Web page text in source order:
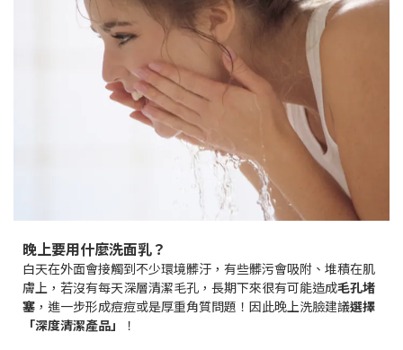
晚上要用什麼洗面乳？
白天在外面會接觸到不少環境髒汙，有些髒污會吸附、堆積在肌
膚上，若沒有每天深層清潔毛孔，長期下來很有可能造成毛孔堵
塞 ，進一步形成痘痘或是厚重角質問題！因此晚上洗臉建議選擇
「深度清潔產品」
！